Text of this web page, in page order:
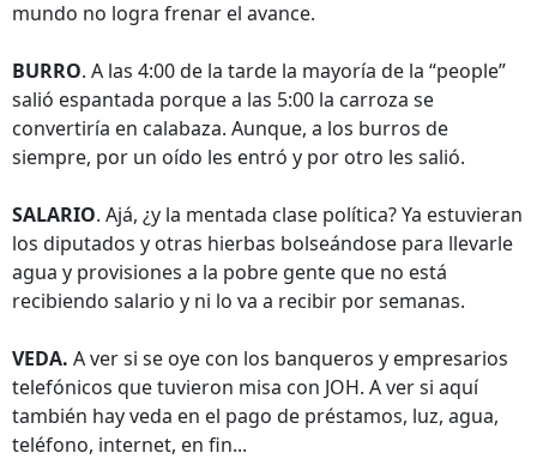
mundo no logra frenar el avance.
BURRO. A las 4:00 de la tarde la mayoría de la “people”
salió espantada porque a las 5:00 la carroza se
convertiría en calabaza. Aunque, a los burros de
siempre, por un oído les entró y por otro les salió.
SALARIO. Ajá, ¿y la mentada clase política? Ya estuvieran
los diputados y otras hierbas bolseándose para llevarle
agua y provisiones a la pobre gente que no está
recibiendo salario y ni lo va a recibir por semanas.
VEDA. A ver si se oye con los banqueros y empresarios
telefónicos que tuvieron misa con JOH. A ver si aquí
también hay veda en el pago de préstamos, luz, agua,
teléfono, internet, en fin...